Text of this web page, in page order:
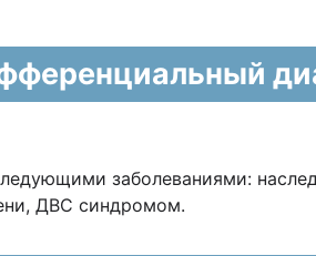
заболеваниями:
ДВС синдромом.